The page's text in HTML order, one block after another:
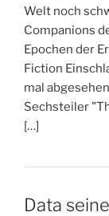
Welt noch
Companions
Epochen der
Fiction
mal
Sechsteiler
[…]
Data